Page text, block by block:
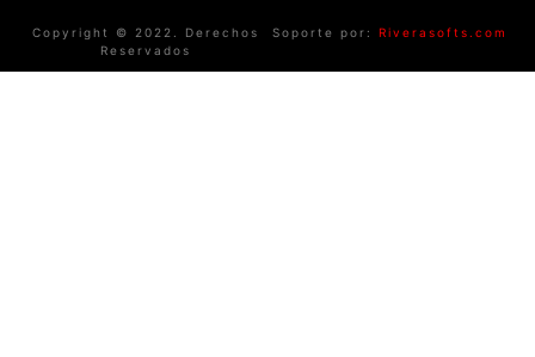
Copyright © 2022. Derechos
Reservados
Soporte por: Riverasofts.com